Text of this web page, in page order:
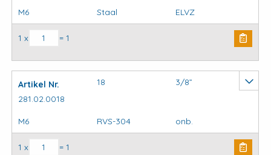
M6 Staal ELVZ
Krambeugels standaard aantal
1 x = 1
Artikel Nr.
281.02.0018
18 3/8”
M6 RVS-304 onb.
Krambeugels standaard aantal
1 x = 1